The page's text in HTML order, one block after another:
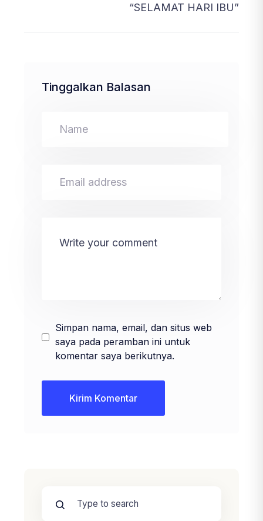
“SELAMAT HARI IBU”
Tinggalkan Balasan
Simpan nama, email, dan situs web
saya pada peramban ini untuk
komentar saya berikutnya.